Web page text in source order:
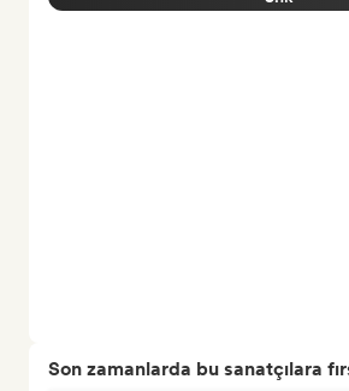
Son zamanlarda bu sanatçılara